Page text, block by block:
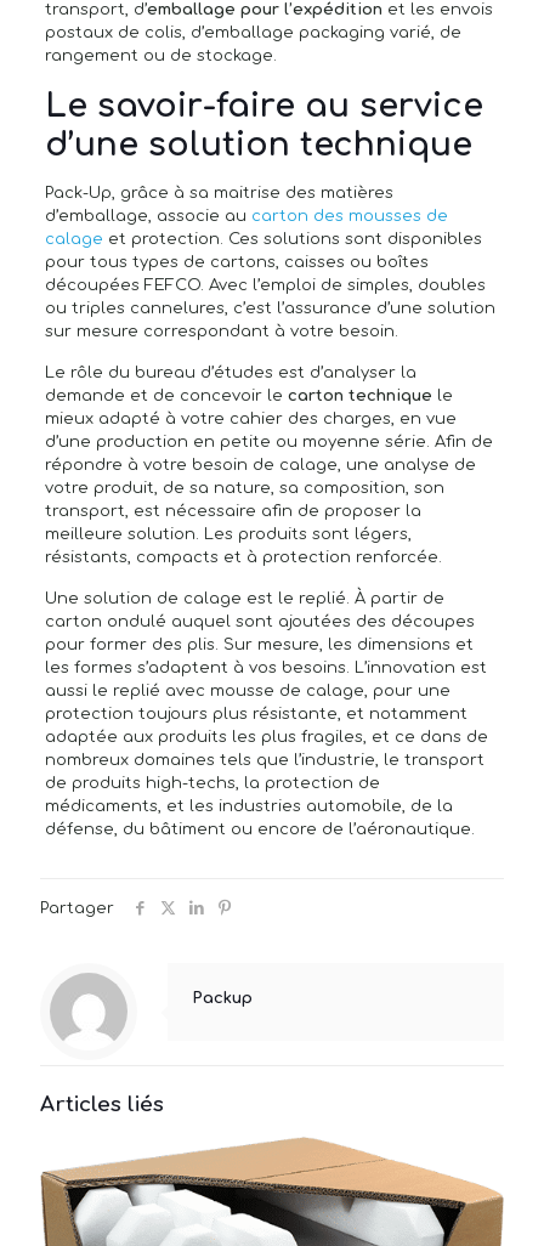
transport, d’emballage pour l’expédition et les envois
postaux de colis, d’emballage packaging varié, de
rangement ou de stockage.
Le savoir-faire au service
d’une solution technique
Pack-Up, grâce à sa maitrise des matières
d’emballage, associe au carton des mousses de
calage et protection. Ces solutions sont disponibles
pour tous types de cartons, caisses ou boîtes
découpées FEFCO. Avec l’emploi de simples, doubles
ou triples cannelures, c’est l’assurance d’une solution
sur mesure correspondant à votre besoin.
Le rôle du bureau d’études est d’analyser la
demande et de concevoir le carton technique le
mieux adapté à votre cahier des charges, en vue
d’une production en petite ou moyenne série. Afin de
répondre à votre besoin de calage, une analyse de
votre produit, de sa nature, sa composition, son
transport, est nécessaire afin de proposer la
meilleure solution. Les produits sont légers,
résistants, compacts et à protection renforcée.
Une solution de calage est le replié. À partir de
carton ondulé auquel sont ajoutées des découpes
pour former des plis. Sur mesure, les dimensions et
les formes s’adaptent à vos besoins. L’innovation est
aussi le replié avec mousse de calage, pour une
protection toujours plus résistante, et notamment
adaptée aux produits les plus fragiles, et ce dans de
nombreux domaines tels que l’industrie, le transport
de produits high-techs, la protection de
médicaments, et les industries automobile, de la
défense, du bâtiment ou encore de l’aéronautique.
Partager
Packup
Articles liés